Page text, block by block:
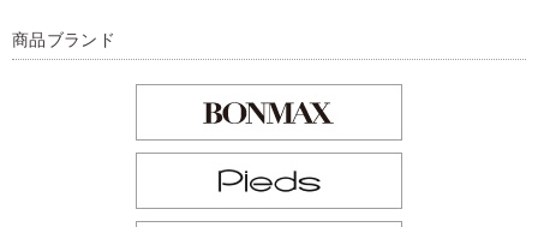
商品ブランド